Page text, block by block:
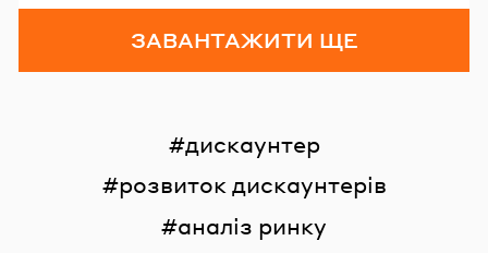
ЗАВАНТАЖИТИ ЩЕ
дискаунтер
розвиток дискаунтерів
аналіз ринку